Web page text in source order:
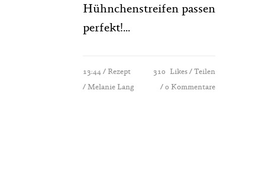
Hühnchenstreifen passen
perfekt!...
13:44 / Rezept
/ Melanie Lang
310 Likes
Teilen
0 Kommentare